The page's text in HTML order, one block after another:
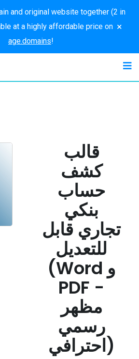
and original website together (2 in
at a highly affordable price on
age.domains!
×
قالب
كشف
حساب
بنكي
تجاري قابل
للتعديل
(Word و
PDF -
مظهر
رسمي
احترافي)